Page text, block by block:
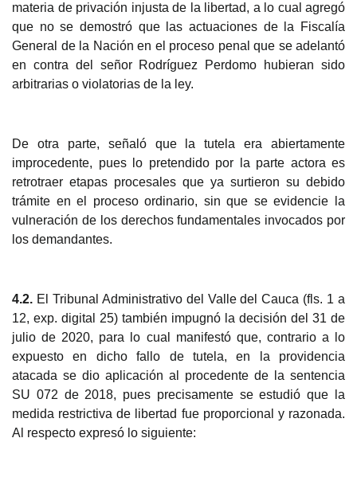
materia de privación injusta de la libertad, a lo cual agregó
que no se demostró que las actuaciones de la Fiscalía
General de la Nación en el proceso penal que se adelantó
en contra del señor Rodríguez Perdomo hubieran sido
arbitrarias o violatorias de la ley.
De otra parte, señaló que la tutela era abiertamente
improcedente, pues lo pretendido por la parte actora es
retrotraer etapas procesales que ya surtieron su debido
trámite en el proceso ordinario, sin que se evidencie la
vulneración de los derechos fundamentales invocados por
los demandantes.
4.2. El Tribunal Administrativo del Valle del Cauca (fls. 1 a
12, exp. digital 25) también impugnó la decisión del 31 de
julio de 2020, para lo cual manifestó que, contrario a lo
expuesto en dicho fallo de tutela, en la providencia
atacada se dio aplicación al procedente de la sentencia
SU 072 de 2018, pues precisamente se estudió que la
medida restrictiva de libertad fue proporcional y razonada.
Al respecto expresó lo siguiente: